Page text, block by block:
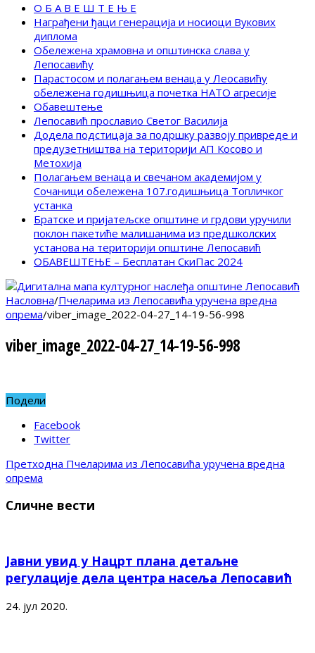
О Б А В Е Ш Т Е Њ Е
Награђени ђаци генерација и носиоци Вукових
диплома
Обележена храмовна и општинска слава у
Лепосавићу
Парастосом и полагањем венаца у Леосавићу
обележена годишњица почетка НАТО агресије
Обавештење
Лепосавић прославио Светог Василија
Додела подстицаја за подршку развоју привреде и
предузетништва на територији АП Косово и
Метохија
Полагањем венаца и свечаном академијом у
Сочаници обележена 107.годишњица Топличког
устанка
Братске и пријатељске општине и грдови уручили
поклон пакетиће малишанима из предшколских
установа на територији општине Лепосавић
ОБАВЕШТЕЊЕ – Бесплатан СкиПас 2024
Насловна/Пчеларима из Лепосавића уручена вредна
опрема/viber_image_2022-04-27_14-19-56-998
viber_image_2022-04-27_14-19-56-998
Подели
Facebook
Twitter
Претходна Пчеларима из Лепосавића уручена вредна
опрема
Сличне вести
Јавни увид у Нацрт плана детаљне
регулације дела центра насеља Лепосавић
24. јул 2020.